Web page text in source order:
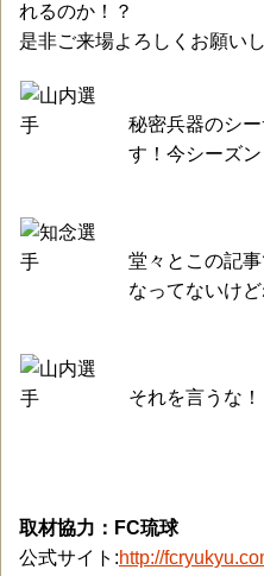
れるのか！？
是非ご来場よろしくお願いし
秘密兵器のシ
す！今シーズ
堂々とこの記
なってないけど
それを言うな！
取材協力：FC琉球
公式サイト:http://